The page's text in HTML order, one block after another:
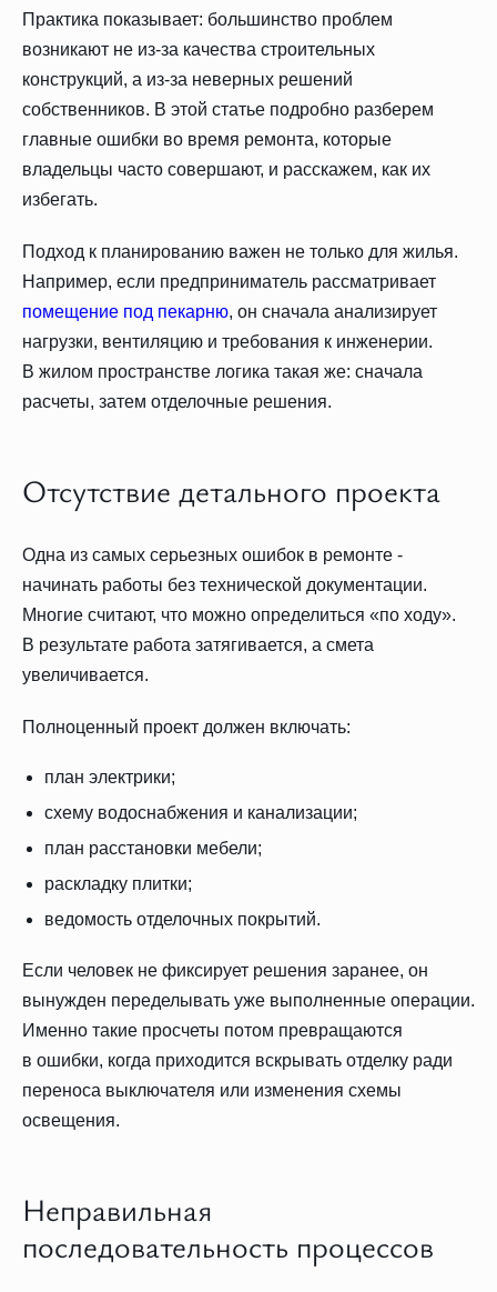
Практика показывает: большинство проблем
возникают не из-за качества строительных
конструкций, а из-за неверных решений
собственников. В этой статье подробно разберем
главные ошибки во время ремонта, которые
владельцы часто совершают, и расскажем, как их
избегать.
Подход к планированию важен не только для жилья.
Например, если предприниматель рассматривает
помещение под пекарню, он сначала анализирует
нагрузки, вентиляцию и требования к инженерии.
В жилом пространстве логика такая же: сначала
расчеты, затем отделочные решения.
Отсутствие детального проекта
Одна из самых серьезных ошибок в ремонте -
начинать работы без технической документации.
Многие считают, что можно определиться «по ходу».
В результате работа затягивается, а смета
увеличивается.
Полноценный проект должен включать:
план электрики;
схему водоснабжения и канализации;
план расстановки мебели;
раскладку плитки;
ведомость отделочных покрытий.
Если человек не фиксирует решения заранее, он
вынужден переделывать уже выполненные операции.
Именно такие просчеты потом превращаются
в ошибки, когда приходится вскрывать отделку ради
переноса выключателя или изменения схемы
освещения.
Неправильная
последовательность процессов